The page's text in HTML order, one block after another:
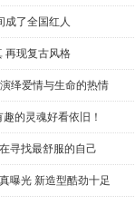
成了全国红人
再现复古风格
绎爱情与生命的热情
的灵魂好看依旧！
寻找最舒服的自己
曝光 新造型酷劲十足